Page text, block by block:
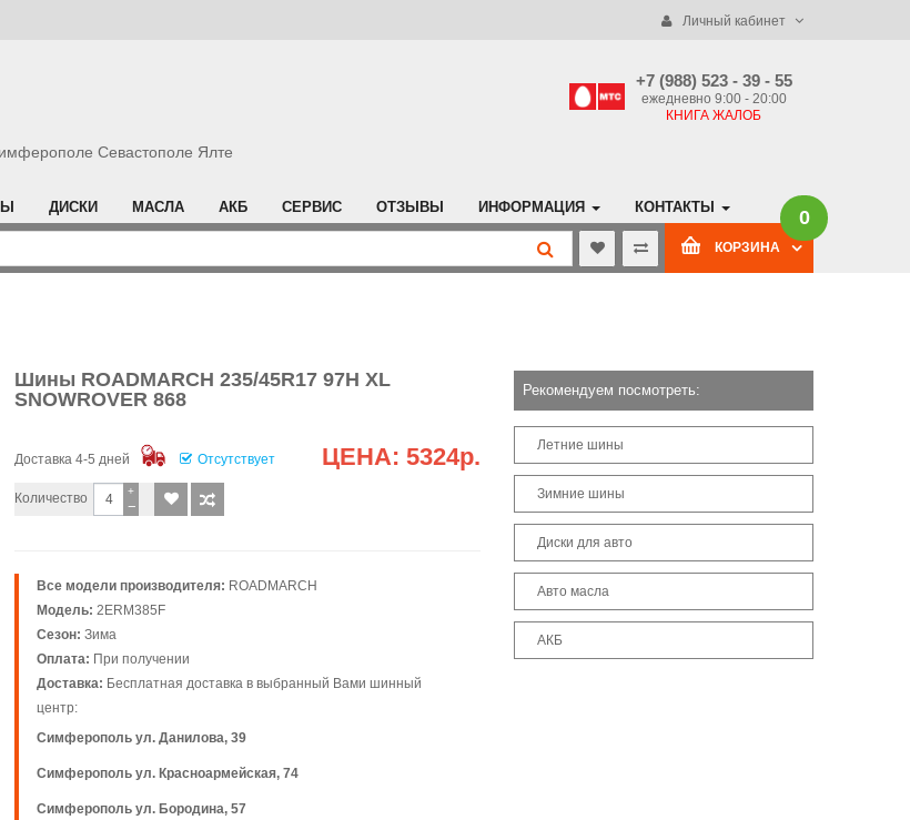
Личный кабинет
Севастополе Ялте
+7 (988) 523 - 39 - 55
ежедневно 9:00 - 20:00
КНИГА ЖАЛОБ
ДИСКИ МАСЛА АКБ СЕРВИС ОТЗЫВЫ ИНФОРМАЦИЯ КОНТАКТЫ
КОРЗИНА
0
Шины ROADMARCH 235/45R17 97H XL
SNOWROVER 868
Доставка 4-5 дней Отсутствует ЦЕНА: 5324р.
Количество −
+
Все модели производителя: ROADMARCH
Модель: 2ERM385F
Сезон: Зима
Оплата: При получении
Доставка: Бесплатная доставка в выбранный Вами шинный
центр:
Симферополь ул. Данилова, 39
Симферополь ул. Красноармейская, 74
Симферополь ул. Бородина, 57
Рекомендуем посмотреть:
Летние шины
Зимние шины
Диски для авто
Авто масла
АКБ